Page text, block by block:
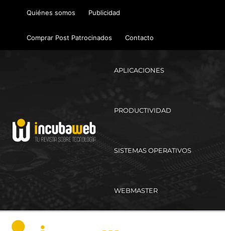
Quiénes somos Publicidad
Comprar Post Patrocinados Contacto
APLICACIONES
PRODUCTIVIDAD
SISTEMAS OPERATIVOS
WEBMASTER